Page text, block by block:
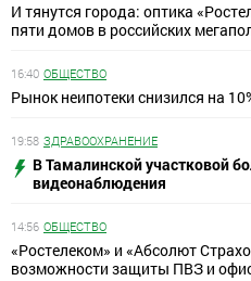
И тянутся города: оптика
пяти домов в российских
16:40 ОБЩЕСТВО
Рынок неипотеки снизился на
19:58 ЗДРАВООХРАНЕНИЕ
В Тамалинской участковой
видеонаблюдения
14:56 ОБЩЕСТВО
«Ростелеком» и «Абсолют
возможности защиты ПВЗ и